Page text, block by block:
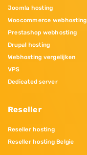
Joomla hosting
Woocommerce webhosting
Prestashop webhosting
Drupal hosting
Webhosting vergelijken
VPS
Dedicated server
Reseller
Reseller hosting
Reseller hosting Belgie